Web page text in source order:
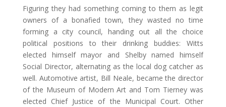
Figuring they had something coming to them as legit
owners of a bonafied town, they wasted no time
forming a city council, handing out all the choice
political positions to their drinking buddies: Witts
elected himself mayor and Shelby named himself
Social Director, alternating as the local dog catcher as
well. Automotive artist, Bill Neale, became the director
of the Museum of Modern Art and Tom Tierney was
elected Chief Justice of the Municipal Court. Other